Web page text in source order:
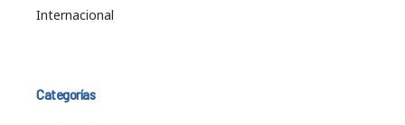
Internacional
Categorías